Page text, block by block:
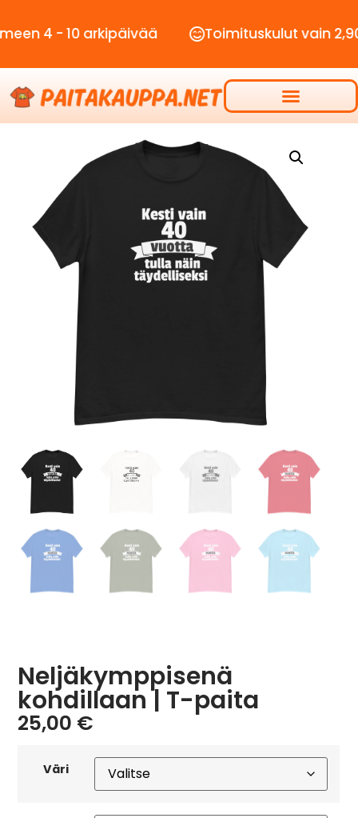
10 arkipäivää Toimituskulut vain 2,90€
Neljäkymppisenä
kohdillaan | T-paita
25,00 €
Väri